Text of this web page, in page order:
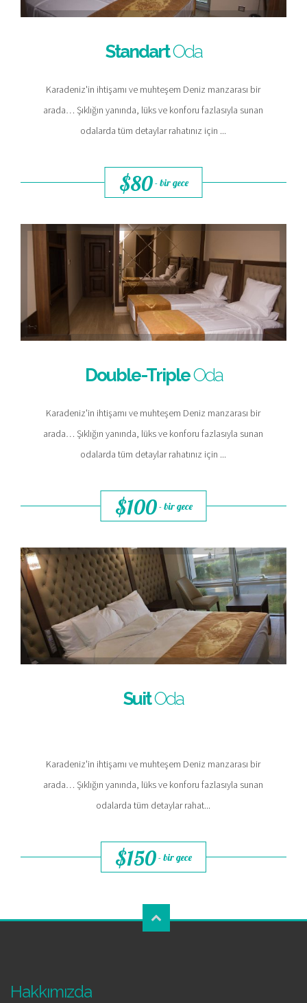
StandartOda
Karadeniz'in ihtişamı ve muhteşem Deniz manzarası bir
arada… Şıklığın yanında, lüks ve konforu fazlasıyla sunan
odalarda tüm detaylar rahatınız için ...
$80- bir gece
Double-TripleOda
Karadeniz'in ihtişamı ve muhteşem Deniz manzarası bir
arada… Şıklığın yanında, lüks ve konforu fazlasıyla sunan
odalarda tüm detaylar rahatınız için ...
$100- bir gece
SuitOda
Karadeniz'in ihtişamı ve muhteşem Deniz manzarası bir
arada… Şıklığın yanında, lüks ve konforu fazlasıyla sunan
odalarda tüm detaylar rahat...
$150- bir gece
Hakkımızda